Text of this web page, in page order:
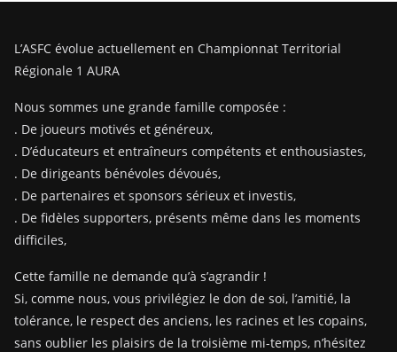
L’ASFC évolue actuellement en Championnat Territorial
Régionale 1 AURA
Nous sommes une grande famille composée :
. De joueurs motivés et généreux,
. D’éducateurs et entraîneurs compétents et enthousiastes,
. De dirigeants bénévoles dévoués,
. De partenaires et sponsors sérieux et investis,
. De fidèles supporters, présents même dans les moments
difficiles,
Cette famille ne demande qu’à s’agrandir !
Si, comme nous, vous privilégiez le don de soi, l’amitié, la
tolérance, le respect des anciens, les racines et les copains,
sans oublier les plaisirs de la troisième mi-temps, n’hésitez